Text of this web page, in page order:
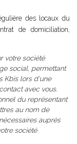
des locaux du
de domiciliation,
votre société
social, permettant
Kbis lors d'une
avec vous.
du représentant
au nom de
auprès
société